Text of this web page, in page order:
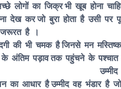
लोगों का जिक्र भी खूब होना
देख कर जो बुरा होता है उसी पर
की जरूरत है
की भी चमक है जिनसे मन मस्तिष्क
के अंतिम पड़ाव तक पहुंचने के
महज एक सफलता
का आधार है उम्मीद वह भंडार है